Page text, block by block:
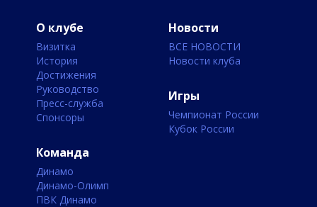
О клубе
Визитка
История
Достижения
Руководство
Пресс-служба
Спонсоры
Команда
Динамо
Динамо-Олимп
ПВК Динамо
Новости
ВСЕ НОВОСТИ
Новости клуба
Игры
Чемпионат России
Кубок России